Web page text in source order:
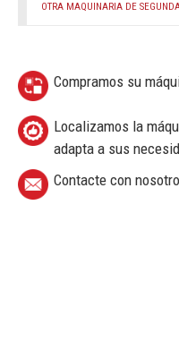
OTRA MAQUINARIA DE
Compramos su
Localizamos la
adapta a sus
Contacte con